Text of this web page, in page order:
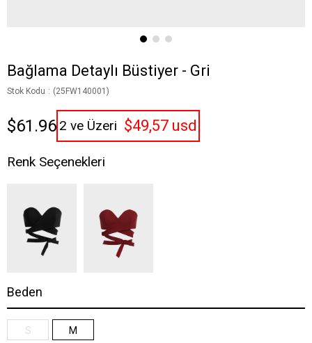
Bağlama Detaylı Büstiyer - Gri
Stok Kodu (25FW140001)
$61.96 2 ve Üzeri $49,57 usd
Renk Seçenekleri
Beden
S M